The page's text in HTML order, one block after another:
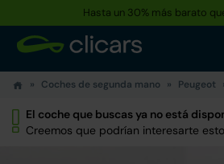
Hasta un 30% más barato
Coches de segunda mano Peugeot
El coche que buscas ya no está
Creemos que podrían interesarte